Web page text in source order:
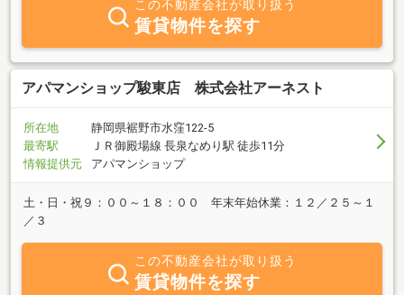
この不動産会社が取り扱う
賃貸物件を探す
アパマンショップ駿東店 株式会社アーネスト
所在地
静岡県裾野市水窪122-5
最寄駅
ＪＲ御殿場線 長泉なめり駅 徒歩11分
情報提供元
アパマンショップ
土・日・祝９：００～１８：００ 年末年始休業：１２／２５～１
／３
この不動産会社が取り扱う
賃貸物件を探す